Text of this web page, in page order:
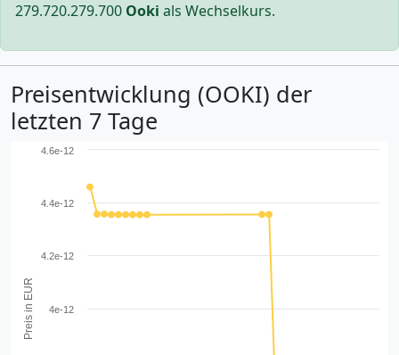
279.720.279.700 Ooki als Wechselkurs.
Preisentwicklung (OOKI) der
letzten 7 Tage
Preis in EUR 4e-12
4.2e-12
4.4e-12
4.6e-12